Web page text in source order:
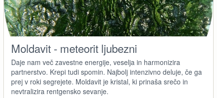
Moldavit - meteorit ljubezni
Daje nam več zavestne energije, veselja in harmonizira
partnerstvo. Krepi tudi spomin. Najbolj intenzivno deluje, če ga
prej v roki segrejete. Moldavit je kristal, ki prinaša srečo in
nevtralizira rentgensko sevanje.